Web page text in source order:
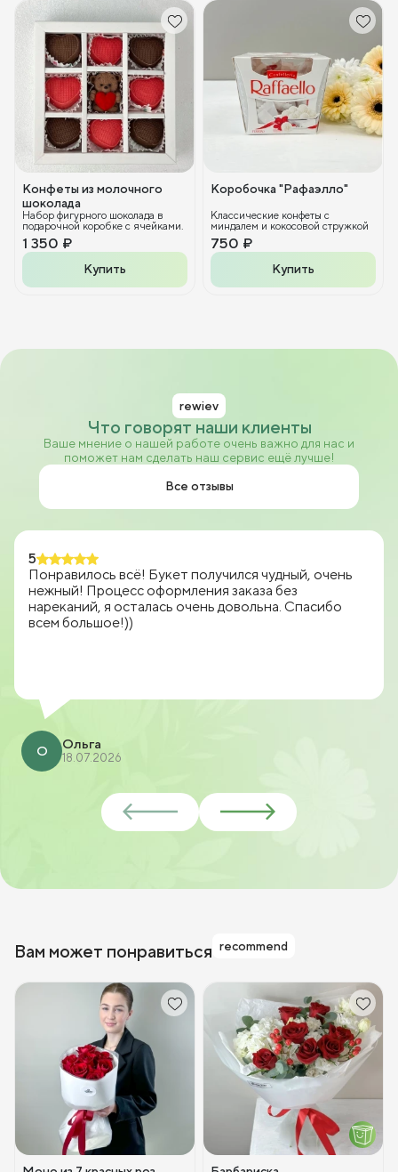
Конфеты из молочного
шоколада
Набор фигурного шоколада в
подарочной коробке с ячейками.
1 350 ₽
Купить
Коробочка "Рафаэлло"
Классические конфеты с
миндалем и кокосовой стружкой
750 ₽
Купить
Что говорят наши клиенты
rewiev
Ваше мнение о нашей работе очень важно для нас и
поможет нам сделать наш сервис ещё лучше!
Все отзывы
5
Понравилось всё! Букет получился чудный, очень
нежный! Процесс оформления заказа без
нареканий, я осталась очень довольна. Спасибо
всем большое!))
О Ольга
18.07.2026
Вам может понравиться recommend